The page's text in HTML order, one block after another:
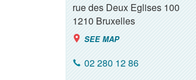
rue des Deux Eglises 100
1210Bruxelles
SEE MAP
02 280 12 86